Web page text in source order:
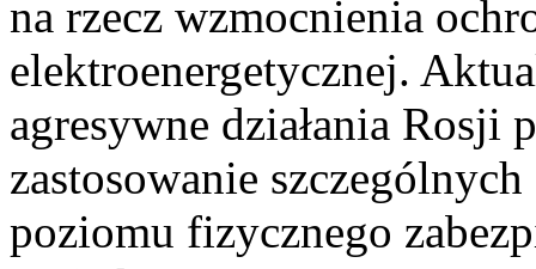
na rzecz wzmocnienia
elektroenergetycznej.
agresywne działania Rosji
zastosowanie
poziomu fizycznego